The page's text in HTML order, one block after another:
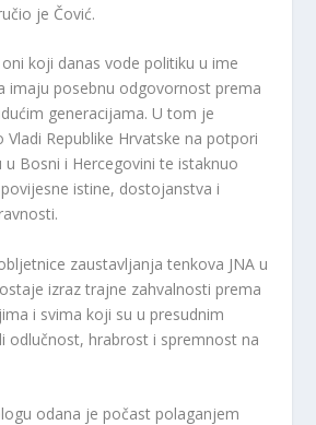
je Čović.
koji danas vode politiku u ime
imaju posebnu odgovornost prema
generacijama. U tom je
Vladi Republike Hrvatske na potpori
Bosni i Hercegovini te istaknuo
istine, dostojanstva i
zaustavljanja tenkova JNA u
izraz trajne zahvalnosti prema
i svima koji su u presudnim
odlučnost, hrabrost i spremnost na
odana je počast polaganjem